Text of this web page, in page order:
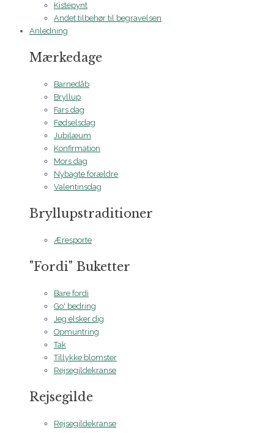
Kistepynt
Andet tilbehør til begravelsen
Anledning
Mærkedage
Barnedåb
Bryllup
Fars dag
Fødselsdag
Jubilæum
Konfirmation
Mors dag
Nybagte forældre
Valentinsdag
Bryllupstraditioner
Æresporte
"Fordi" Buketter
Bare fordi
Go' bedring
Jeg elsker dig
Opmuntring
Tak
Tillykke blomster
Rejsegildekranse
Rejsegilde
Rejsegildekranse